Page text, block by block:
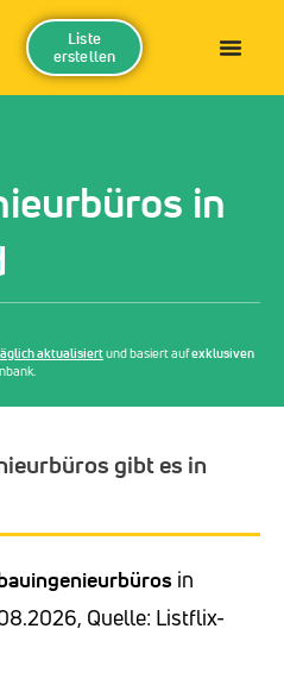
Liste
erstellen
in
aktualisiertund basiert aufexklusiven
gibt es in
in
Quelle: Listflix-